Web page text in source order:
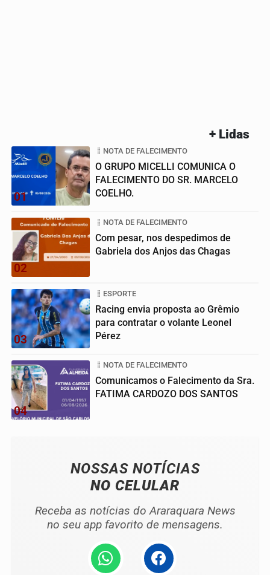
+ Lidas
01
NOTA DE FALECIMENTO
O GRUPO MICELLI COMUNICA O
FALECIMENTO DO SR. MARCELO
COELHO.
02
NOTA DE FALECIMENTO
Com pesar, nos despedimos de
Gabriela dos Anjos das Chagas
03
ESPORTE
Racing envia proposta ao Grêmio
para contratar o volante Leonel
Pérez
04
NOTA DE FALECIMENTO
Comunicamos o Falecimento da Sra.
FATIMA CARDOZO DOS SANTOS
NOSSAS NOTÍCIAS
NO CELULAR
Receba as notícias do Araraquara News
no seu app favorito de mensagens.